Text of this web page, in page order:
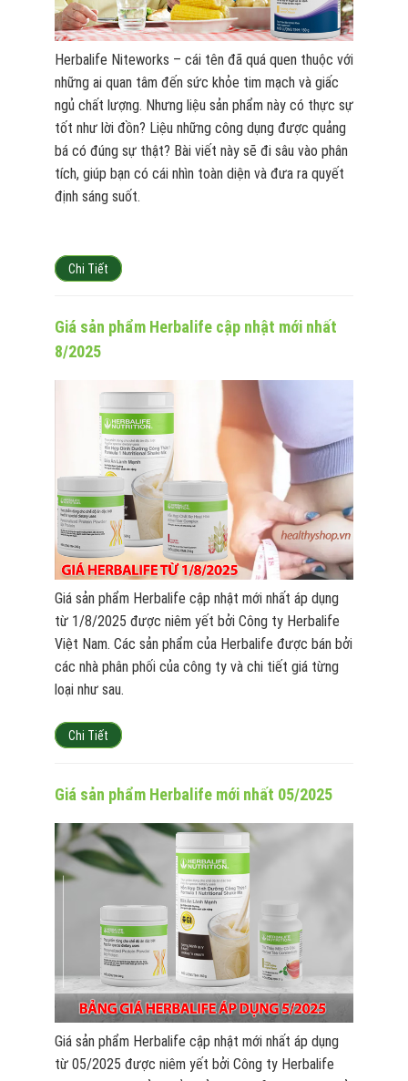
Herbalife Niteworks – cái tên đã quá quen thuộc với
những ai quan tâm đến sức khỏe tim mạch và giấc
ngủ chất lượng. Nhưng liệu sản phẩm này có thực sự
tốt như lời đồn? Liệu những công dụng được quảng
bá có đúng sự thật? Bài viết này sẽ đi sâu vào phân
tích, giúp bạn có cái nhìn toàn diện và đưa ra quyết
định sáng suốt.
Chi Tiết
Giá sản phẩm Herbalife cập nhật mới nhất
8/2025
Giá sản phẩm Herbalife cập nhật mới nhất áp dụng
từ 1/8/2025 được niêm yết bởi Công ty Herbalife
Việt Nam. Các sản phẩm của Herbalife được bán bởi
các nhà phân phối của công ty và chi tiết giá từng
loại như sau.
Chi Tiết
Giá sản phẩm Herbalife mới nhất 05/2025
Giá sản phẩm Herbalife cập nhật mới nhất áp dụng
từ 05/2025 được niêm yết bởi Công ty Herbalife